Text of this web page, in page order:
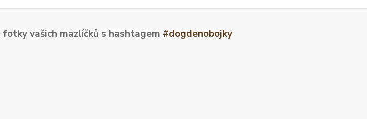
vašich mazlíčků s hashtagem #dogdenobojky